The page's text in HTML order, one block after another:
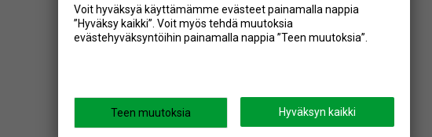
Voit hyväksyä käyttämämme evästeet painamalla nappia
”Hyväksy kaikki”. Voit myös tehdä muutoksia
evästehyväksyntöihin painamalla nappia ”Teen muutoksia”.
Teen muutoksia Hyväksyn kaikki